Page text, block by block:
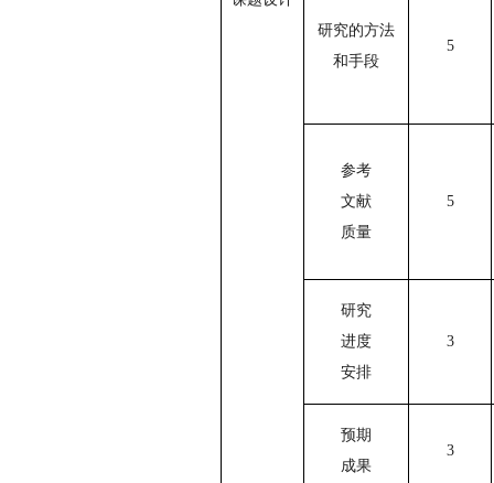
研究的方法
和手段
5
参考
文献
质量
5
研究
进度
安排
3
预期
成果
3